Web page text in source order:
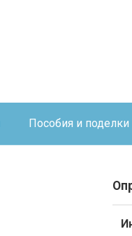
Пособия и поделки